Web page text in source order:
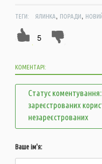
ТЕГИ: ЯЛИНКА, ПОРАДИ,
5
КОМЕНТАРІ:
Статус
зареєстрованих
незареєстрованих
Ваше ім'я: